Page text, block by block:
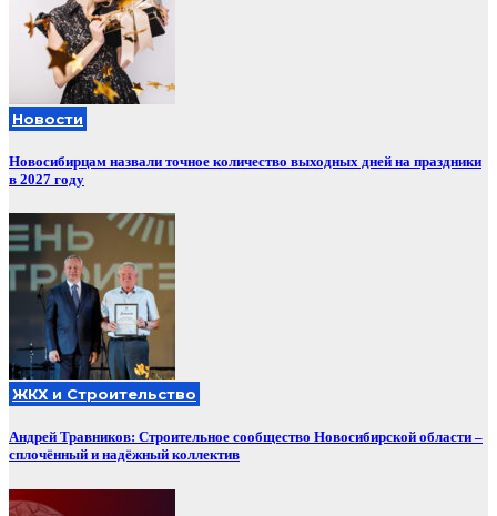
Новости
Новосибирцам назвали точное количество выходных дней на праздники
в 2027 году
ЖКХ и Строительство
Андрей Травников: Строительное сообщество Новосибирской области –
сплочённый и надёжный коллектив